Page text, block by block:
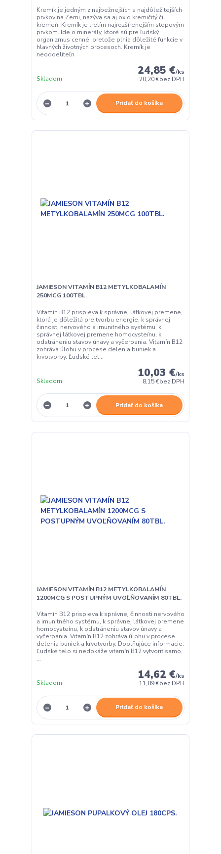
Kremík je jedným z najbežnejších a najdôležitejších
prvkov na Zemi, nazýva sa aj oxid kremičitý či
kremeň. Kremík je tretím najrozšírenejším stopovým
prvkom. Ide o minerály, ktoré sú pre ľudský
organizmus cenné, pretože plnia dôležité funkcie v
hlavných životných procesoch. Kremík je
neoddeliteľn
24,85 €/ks
20,20 €bez DPH
Skladom
Pridať do košíka
JAMIESON VITAMÍN B12 METYLKOBALAMÍN
250MCG 100TBL.
Vitamín B12 prispieva k správnej látkovej premene,
ktorá je dôležitá pre tvorbu energie, k správnej
činnosti nervového a imunitného systému, k
správnej látkovej premene homocysteínu, k
odstráneniu stavov únavy a vyčerpania. Vitamín B12
zohráva úlohu v procese delenia buniek a
krvotvorby. Ľudské tel...
10,03 €/ks
8,15 €bez DPH
Skladom
Pridať do košíka
JAMIESON VITAMÍN B12 METYLKOBALAMÍN
1200MCG S POSTUPNÝM UVOĽŇOVANÍM 80TBL.
Vitamín B12 prispieva k správnej činnosti nervového
a imunitného systému, k správnej látkovej premene
homocysteínu, k odstráneniu stavov únavy a
vyčerpania. Vitamín B12 zohráva úlohu v procese
delenia buniek a krvotvorby. Doplňujúce informacie:
Ľudské telo si nedokáže vitamín B12 vytvoriť samo,
...
14,62 €/ks
11,89 €bez DPH
Skladom
Pridať do košíka